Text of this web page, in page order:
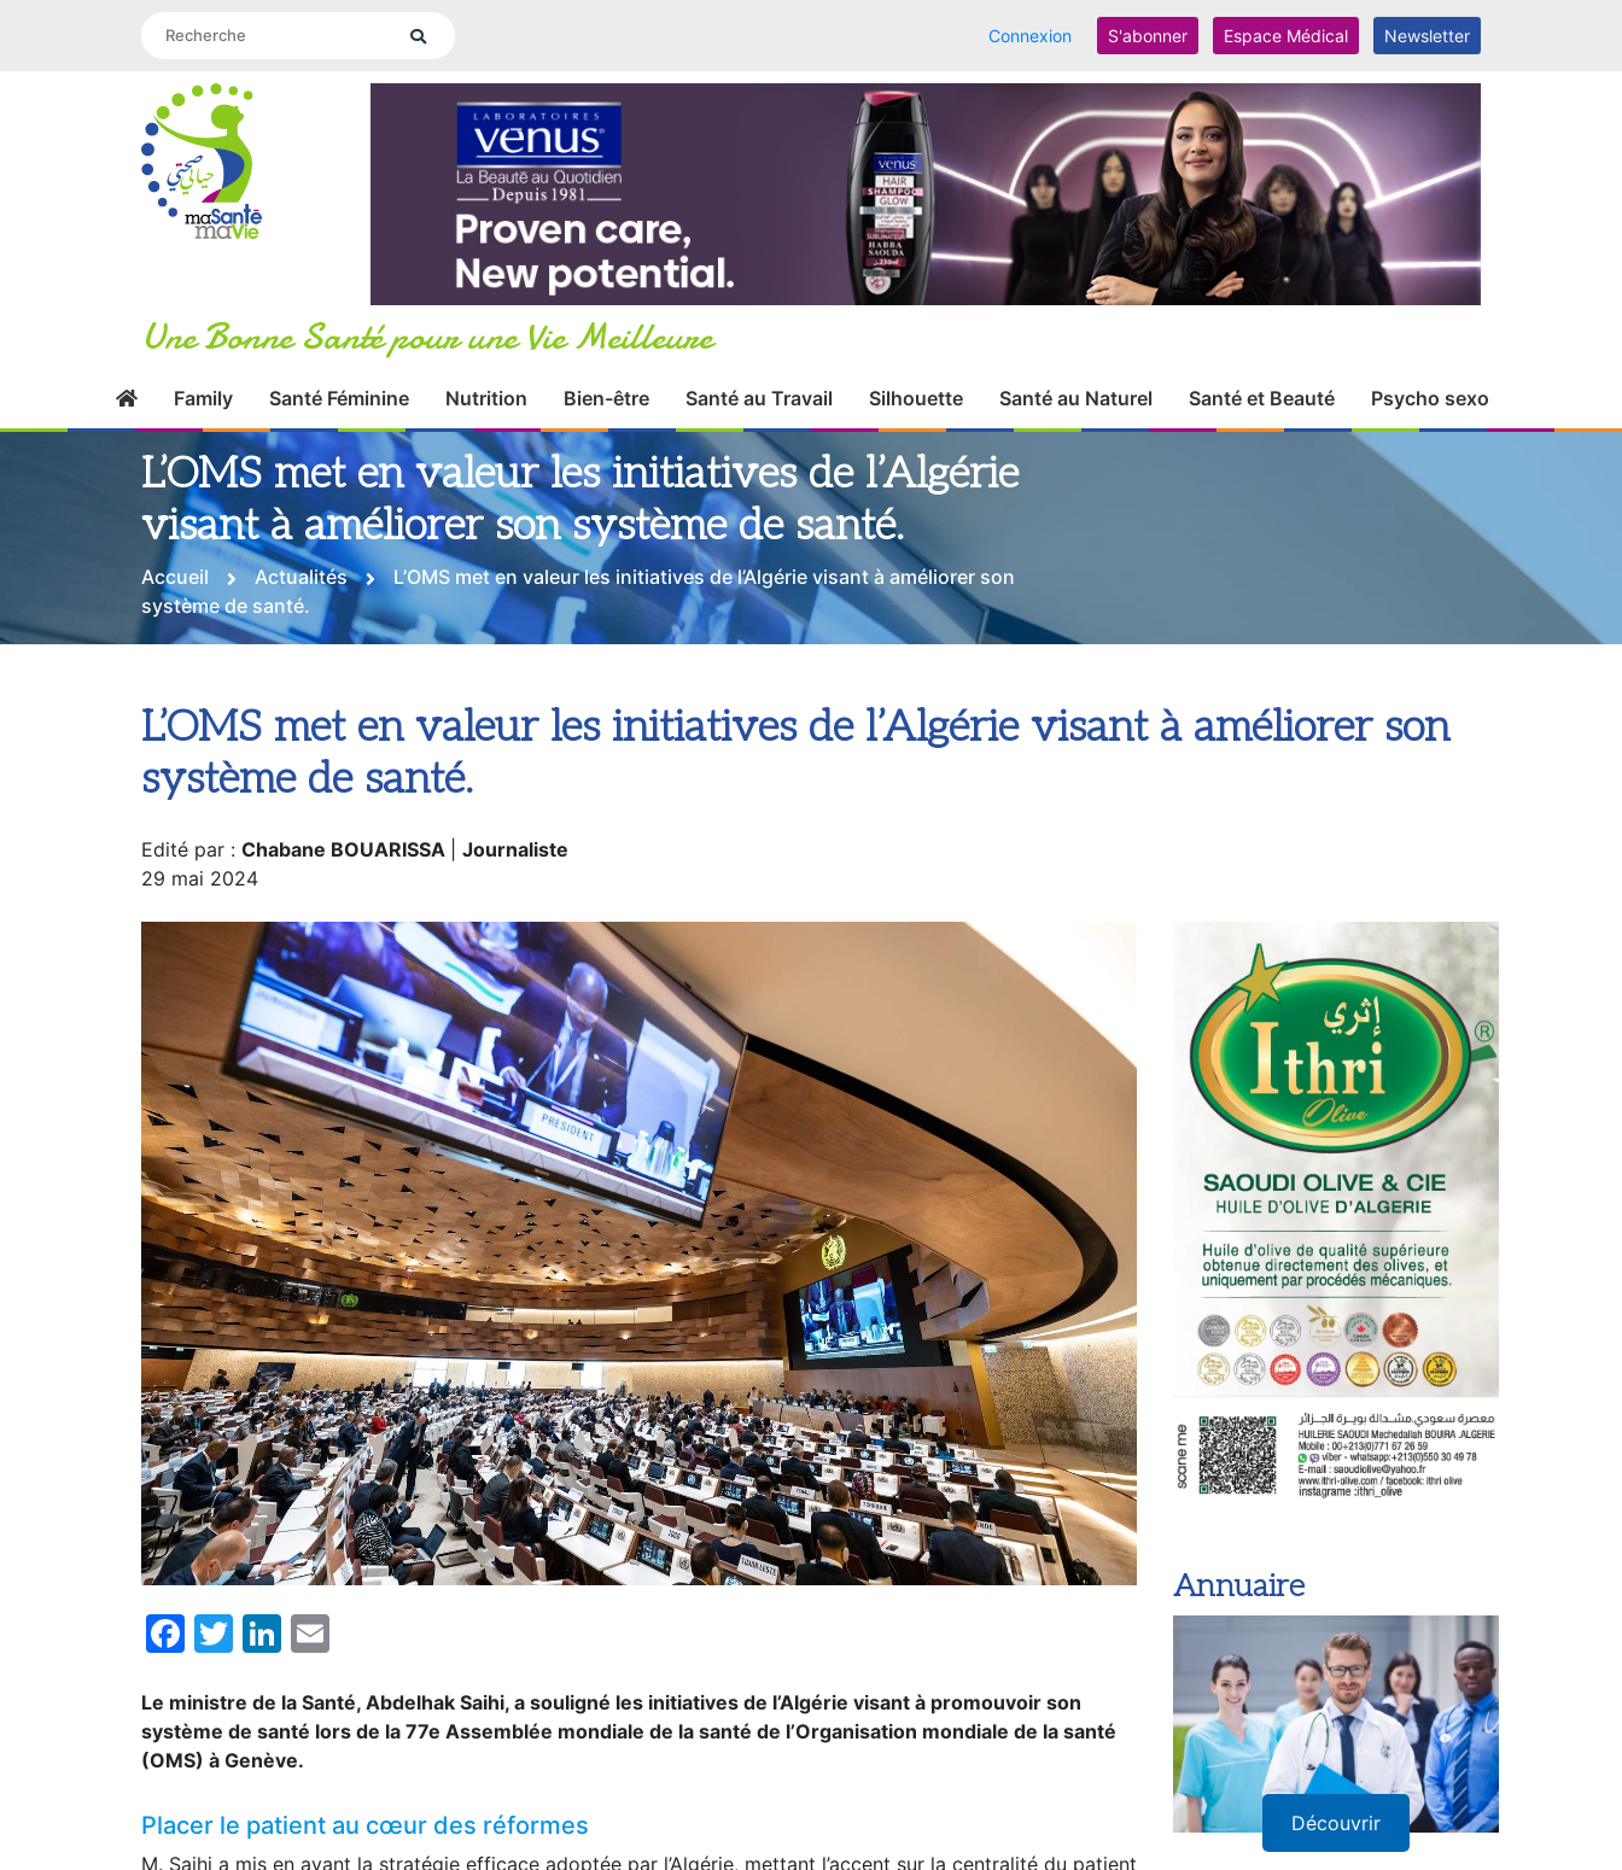
Connexion S'abonner Espace Médical Newsletter
Une Bonne Santé pour une Vie Meilleure
Family Santé Féminine Nutrition Bien-être Santé au Travail Silhouette Santé au Naturel Santé et Beauté Psycho sexo
L’OMS met en valeur les initiatives de l’Algérie
visant à améliorer son système de santé.
Accueil Actualités
L’OMS met en valeur les initiatives de l’Algérie visant à améliorer son
système de santé.
L’OMS met en valeur les initiatives de l’Algérie visant à améliorer son
système de santé.
Edité par :Chabane BOUARISSA
Facebook
TwitterLinkedIn
Le ministre de la Santé, Abdelhak Saihi, a souligné les initiatives de l’Algérie visant à promouvoir son
système de santé lors de la 77e Assemblée mondiale de la santé de l’Organisation mondiale de la santé
Placer le patient au cœur des réformes
Annuaire